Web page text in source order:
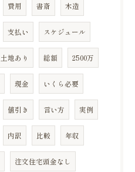
費用 書斎 木造
支払い スケジュール
土地あり 総額 2500万
現金 いくら必要
値引き 言い方 実例
内訳 比較 年収
注文住宅頭金なし